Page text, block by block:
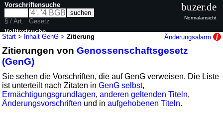
Start > Inhalt GenG >Zitierung Änderungsalarm
Zitierungen vonGenossenschaftsgesetz
(GenG)
Sie sehen die Vorschriften, die auf GenG verweisen. Die Liste
ist unterteilt nach Zitaten inGenG selbst,
Ermächtigungsgrundlagen,anderen geltenden Titeln,
Änderungsvorschriften und inaufgehobenen Titeln.
Vorschriftensuche
§ / Art.
Gesetz
Volltextsuche
nur in GenG
buzer.de
Normalansicht